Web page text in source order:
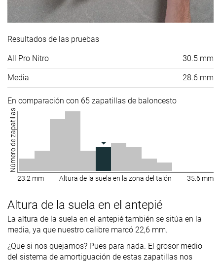
Resultados de las pruebas
All Pro Nitro 30.5 mm
Media 28.6 mm
En comparación con 65 zapatillas de baloncesto
Número de zapatillas
23.2 mm Altura de la suela en la zona del talón 35.6 mm
Altura de la suela en el antepié
La altura de la suela en el antepié también se sitúa en la
media, ya que nuestro calibre marcó 22,6 mm.
¿Que si nos quejamos? Pues para nada. El grosor medio
del sistema de amortiguación de estas zapatillas nos